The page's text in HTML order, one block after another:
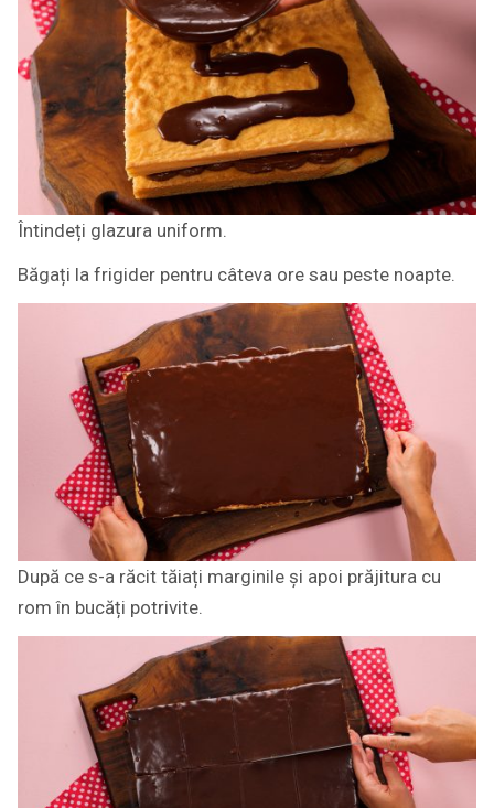
Întindeți glazura uniform.
Băgați la frigider pentru câteva ore sau peste noapte.
După ce s-a răcit tăiați marginile și apoi prăjitura cu
rom în bucăți potrivite.